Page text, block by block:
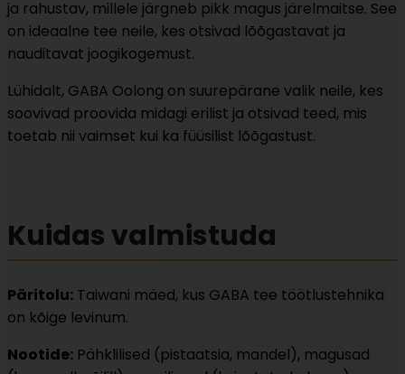
ja rahustav, millele järgneb pikk magus järelmaitse. See
on ideaalne tee neile, kes otsivad lõõgastavat ja
nauditavat joogikogemust.
Lühidalt, GABA Oolong on suurepärane valik neile, kes
soovivad proovida midagi erilist ja otsivad teed, mis
toetab nii vaimset kui ka füüsilist lõõgastust.
Kuidas valmistuda
Päritolu: Taiwani mäed, kus GABA tee töötlustehnika
on kõige levinum.
Nootide: Pähklilised (pistaatsia, mandel), magusad